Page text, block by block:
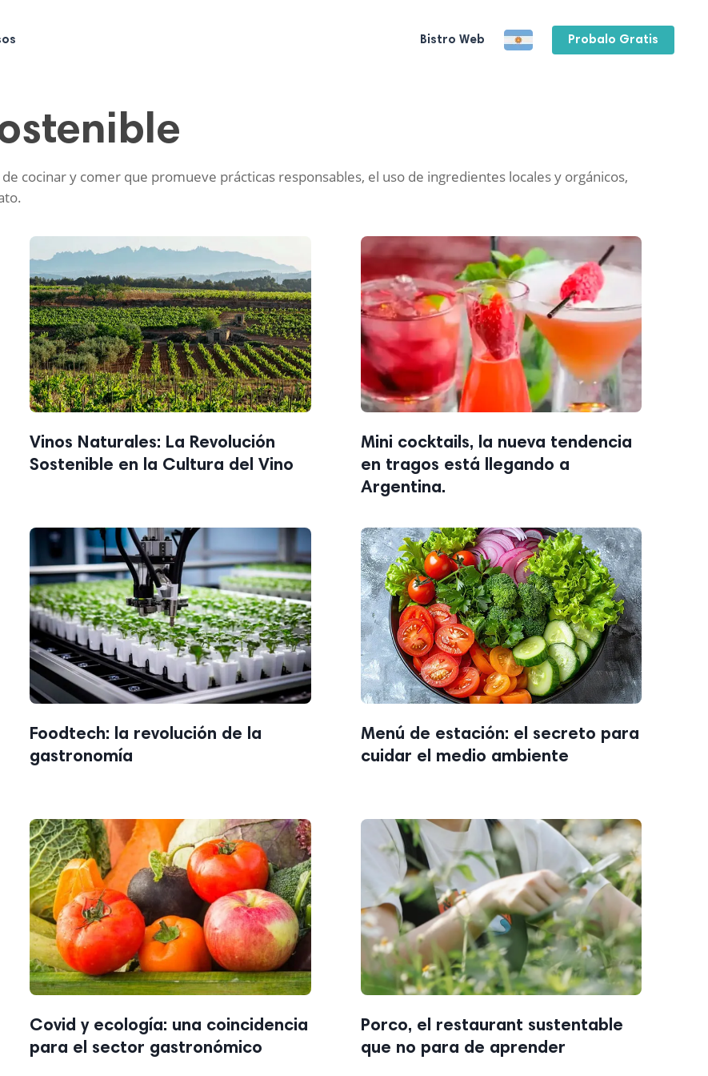
Bistro Web Probalo Gratis
cocinar y comer que promueve prácticas responsables, el uso de ingredientes locales y orgánicos,
Vinos Naturales: La Revolución
Sostenible en la Cultura del Vino
Mini cocktails, la nueva tendencia
en tragos está llegando a
Argentina.
Foodtech: la revolución de la
gastronomía
Menú de estación: el secreto para
cuidar el medio ambiente
Covid y ecología: una coincidencia
para el sector gastronómico
Porco, el restaurant sustentable
que no para de aprender